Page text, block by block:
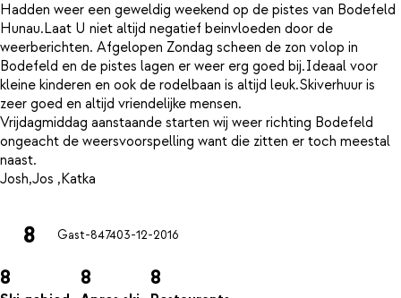
Hadden weer een geweldig weekend op de pistes van Bodefeld
Hunau.Laat U niet altijd negatief beinvloeden door de
weerberichten. Afgelopen Zondag scheen de zon volop in
Bodefeld en de pistes lagen er weer erg goed bij.Ideaal voor
kleine kinderen en ook de rodelbaan is altijd leuk.Skiverhuur is
zeer goed en altijd vriendelijke mensen.
Vrijdagmiddag aanstaande starten wij weer richting Bodefeld
ongeacht de weersvoorspelling want die zitten er toch meestal
naast.
8 Gast-847403-12-2016
8 8 8